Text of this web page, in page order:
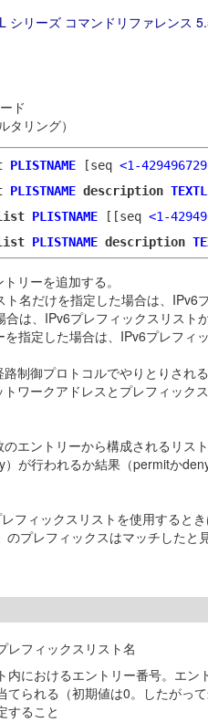
シリーズ コマンドリファレンス
ド
タリング）
PLISTNAME [seq <1-
PLISTNAME description
PLISTNAME [[seq <1-
PLISTNAME description
リーを追加する。
名だけを指定した場合は、IPv6
は、IPv6プレフィックスリスト
指定した場合は、IPv6プレフィ
制御プロトコルでやりとりさ
ワークアドレスとプレフィッ
エントリーから構成されるリ
が行われるか結果（permitか
フィックスリストを使用すると
のプレフィックスはマッチしたと
レフィックスリスト名
内におけるエントリー番号。エ
てられる（初期値は0。したがっ
すること